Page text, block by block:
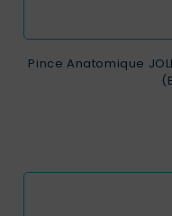
Pince Anatomique